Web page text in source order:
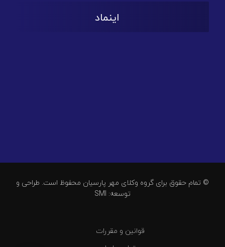
اینماد
© تمام حقوق برای گروه وکلای مهر پارسیان محفوظ است. طراحی و
توسعه: SMI
قوانین و مقررات